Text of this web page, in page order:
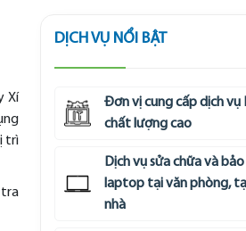
Xí
trì
tra
DỊCH VỤ NỔI BẬT
Đơn vị cung cấp dịch vụ IT
chất lượng cao
Dịch vụ sửa chữa và
laptop tại văn phòng,
nhà